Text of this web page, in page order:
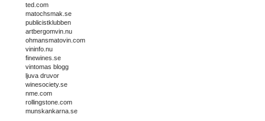
ted.com
matochsmak.se
publicistklubben
artbergomvin.nu
ohmansmatovin.com
vininfo.nu
finewines.se
vintomas blogg
ljuva druvor
winesociety.se
nme.com
rollingstone.com
munskankarna.se